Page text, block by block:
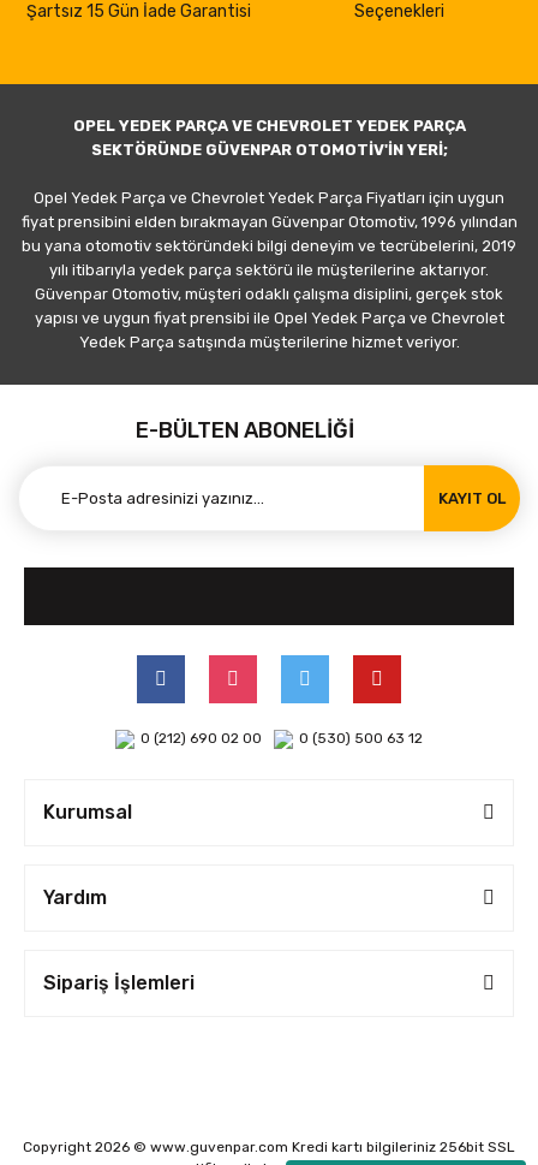
Şartsız 15 Gün İade Garantisi
Seçenekleri
OPEL YEDEK PARÇA VE CHEVROLET YEDEK PARÇA
SEKTÖRÜNDE GÜVENPAR OTOMOTİV'İN YERİ;
Opel Yedek Parça ve Chevrolet Yedek Parça Fiyatları için uygun
fiyat prensibini elden bırakmayan Güvenpar Otomotiv, 1996 yılından
bu yana otomotiv sektöründeki bilgi deneyim ve tecrübelerini, 2019
yılı itibarıyla yedek parça sektörü ile müşterilerine aktarıyor.
Güvenpar Otomotiv, müşteri odaklı çalışma disiplini, gerçek stok
yapısı ve uygun fiyat prensibi ile Opel Yedek Parça ve Chevrolet
Yedek Parça satışında müşterilerine hizmet veriyor.
E-BÜLTEN ABONELİĞİ
KAYIT OL
0 (212) 690 02 00 0 (530) 500 63 12
Kurumsal
Yardım
Sipariş İşlemleri
Copyright 2026 © www.guvenpar.com Kredi kartı bilgileriniz 256bit SSL